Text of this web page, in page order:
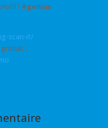
! #genius
scan-it/
gratuit :